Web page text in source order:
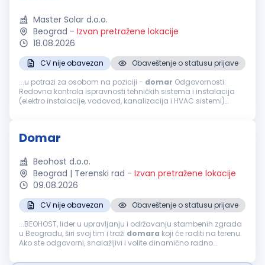
Master Solar d.o.o.
Beograd - Izvan pretražene lokacije
18.08.2026
CV nije obavezan
Obaveštenje o statusu prijave
...u potrazi za osobom na poziciji - domar Odgovornosti:
Redovna kontrola ispravnosti tehničkih sistema i instalacija
(elektro instalacije, vodovod, kanalizacija i HVAC sistemi)
Domar
Beohost d.o.o.
Beograd | Terenski rad - Izvan pretražene lokacije
09.08.2026
CV nije obavezan
Obaveštenje o statusu prijave
...BEOHOST, lider u upravljanju i održavanju stambenih zgrada
u Beogradu, širi svoj tim i traži domara koji će raditi na terenu.
Ako ste odgovorni, snalažljivi i volite dinamično radno